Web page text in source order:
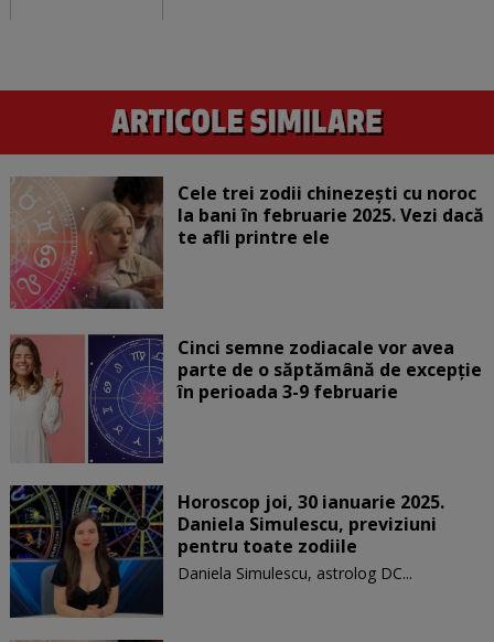
Cele trei zodii chinezești cu noroc
la bani în februarie 2025. Vezi dacă
te afli printre ele
Cinci semne zodiacale vor avea
parte de o săptămână de excepție
în perioada 3-9 februarie
Horoscop joi, 30 ianuarie 2025.
Daniela Simulescu, previziuni
pentru toate zodiile
Daniela Simulescu, astrolog DC...